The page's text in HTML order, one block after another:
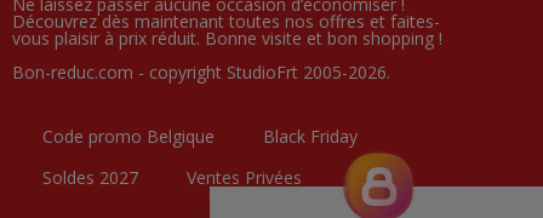
Découvrez dès maintenant toutes nos offres et faites-
vous plaisir à prix réduit. Bonne visite et bon shopping !
Bon-reduc.com - copyright StudioFrt 2005-2026.
Code promo Belgique
Black Friday
Soldes 2027
Ventes Privées